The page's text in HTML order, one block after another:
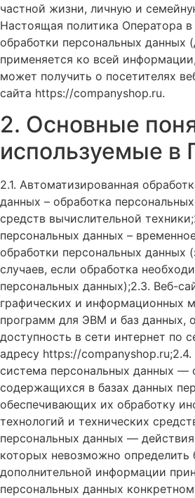
частной жизни, личную и
Настоящая политика Оператора
обработки персональных данных
применяется ко всей
может получить о посетителях
сайта https://companyshop.ru.
2. Основные
используемые в
2.1. Автоматизированная
данных – обработка
средств вычислительной
персональных данных –
обработки персональных данных
случаев, если обработка
персональных данных);2.3. Веб-
графических и информационных
программ для ЭВМ и баз данных,
доступность в сети интернет по
адресу https://
система персональных данных —
содержащихся в базах данных
обеспечивающих их обработку
технологий и технических
персональных данных —
которых невозможно определить
дополнительной информации
персональных данных